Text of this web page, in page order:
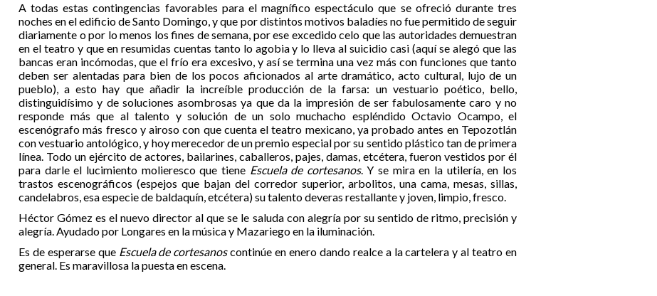
A todas estas contingencias favorables para el magnífico espectáculo que se ofreció durante tres
noches en el edificio de Santo Domingo, y que por distintos motivos baladíes no fue permitido de seguir
diariamente o por lo menos los fines de semana, por ese excedido celo que las autoridades demuestran
en el teatro y que en resumidas cuentas tanto lo agobia y lo lleva al suicidio casi (aquí se alegó que las
bancas eran incómodas, que el frío era excesivo, y así se termina una vez más con funciones que tanto
deben ser alentadas para bien de los pocos aficionados al arte dramático, acto cultural, lujo de un
pueblo), a esto hay que añadir la increíble producción de la farsa: un vestuario poético, bello,
distinguidísimo y de soluciones asombrosas ya que da la impresión de ser fabulosamente caro y no
responde más que al talento y solución de un solo muchacho espléndido Octavio Ocampo, el
escenógrafo más fresco y airoso con que cuenta el teatro mexicano, ya probado antes en Tepozotlán
con vestuario antológico, y hoy merecedor de un premio especial por su sentido plástico tan de primera
línea. Todo un ejército de actores, bailarines, caballeros, pajes, damas, etcétera, fueron vestidos por él
para darle el lucimiento molieresco que tiene Escuela de cortesanos. Y se mira en la utilería, en los
trastos escenográficos (espejos que bajan del corredor superior, arbolitos, una cama, mesas, sillas,
candelabros, esa especie de baldaquín, etcétera) su talento deveras restallante y joven, limpio, fresco.
Héctor Gómez es el nuevo director al que se le saluda con alegría por su sentido de ritmo, precisión y
alegría. Ayudado por Longares en la música y Mazariego en la iluminación.
Es de esperarse que Escuela de cortesanoscontinúe en enero dando realce a la cartelera y al teatro en
general. Es maravillosa la puesta en escena.